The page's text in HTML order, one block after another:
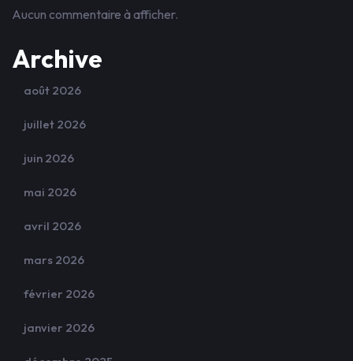
Aucun commentaire à afficher.
Archive
août 2026
juillet 2026
juin 2026
mai 2026
avril 2026
mars 2026
février 2026
janvier 2026